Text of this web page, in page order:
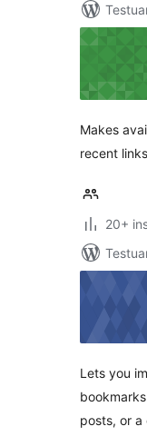
Makes
recent
20+
Lets you
posts, or